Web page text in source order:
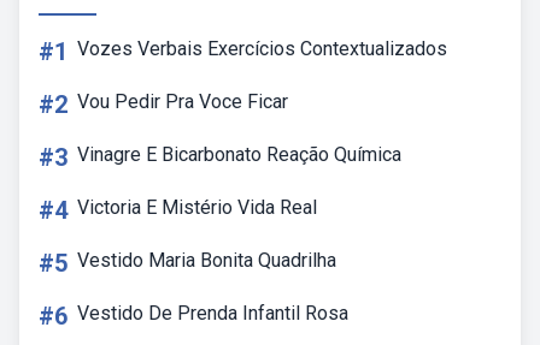
#1 Vozes Verbais Exercícios Contextualizados
#2 Vou Pedir Pra Voce Ficar
#3 Vinagre E Bicarbonato Reação Química
#4 Victoria E Mistério Vida Real
#5 Vestido Maria Bonita Quadrilha
#6 Vestido De Prenda Infantil Rosa